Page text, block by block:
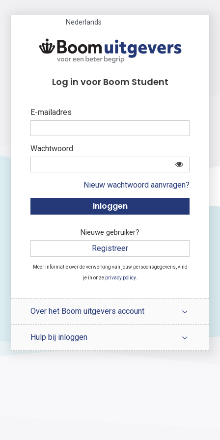
Nederlands
Log in voor Boom Student
E-mailadres
Wachtwoord
Nieuw wachtwoord aanvragen?
Nieuwe gebruiker?
Registreer
Meer informatie over de verwerking van jouw persoonsgegevens, vind
je in onze privacy policy.
Over het Boom uitgevers account
Hulp bij inloggen